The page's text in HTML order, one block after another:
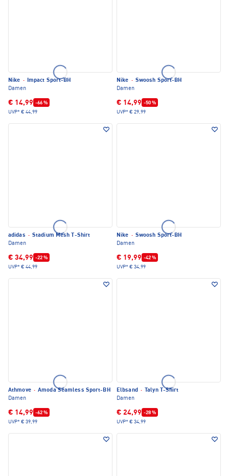
Nike · Impact Sport-BH
Damen
€ 14,99 -66 %
UVP* € 44,99
Nike · Swoosh Sport-BH
Damen
€ 14,99 -50 %
UVP* € 29,99
adidas · Stadium Mesh T-Shirt
Damen
€ 34,99 -22 %
UVP* € 44,99
Nike · Swoosh Sport-BH
Damen
€ 19,99 -42 %
UVP* € 34,99
Athmove · Amoda Seamless Sport-BH
Damen
€ 14,99 -62 %
UVP* € 39,99
Elbsand ·
Talyn T-Shirt
Damen
€ 24,99 -28 %
UVP* € 34,99